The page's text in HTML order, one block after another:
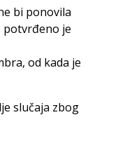
bi ponovila
potvrđeno je
od kada je
slučaja zbog